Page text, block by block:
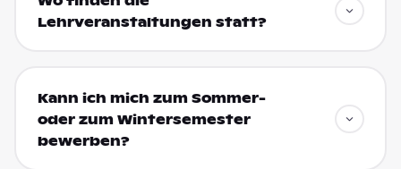
Lehrveranstaltungen statt?
Kann ich mich zum Sommer-
oder zum Wintersemester
bewerben?